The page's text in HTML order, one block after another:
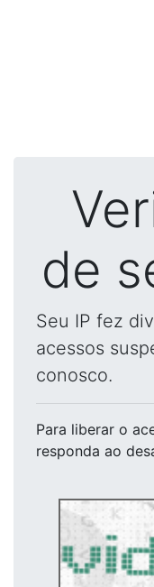
de
Seu IP fez
acessos
conosco.
Para liberar o
responda ao